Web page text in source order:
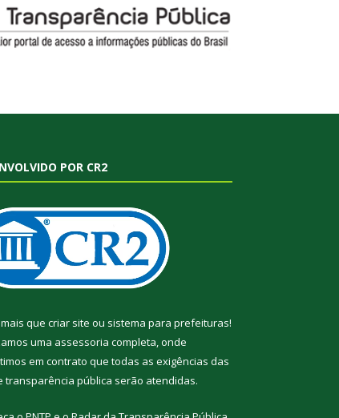
POR CR2
que criar site ou sistema para prefeituras!
uma assessoria completa, onde
em contrato que todas as exigências das
transparência pública serão atendidas.